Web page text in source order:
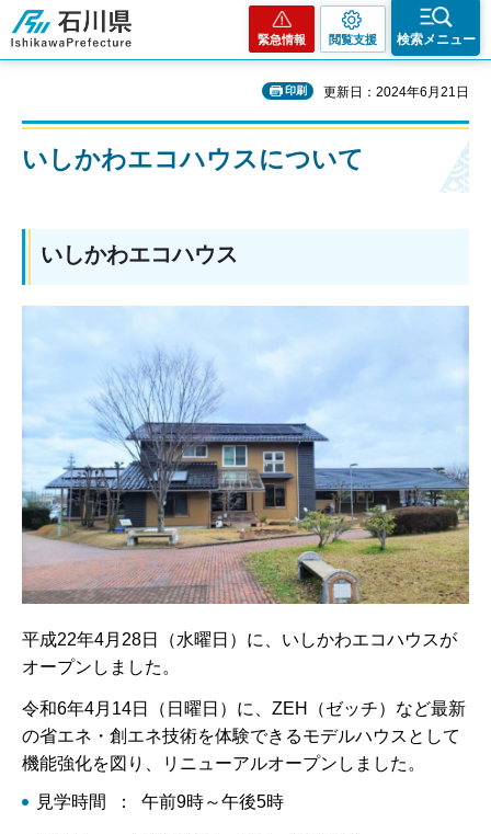
石川県
緊急情報 閲覧支援 検索メニュー
印刷 更新日：2024年6月21日
いしかわエコハウスについて
いしかわエコハウス
平成22年4月28日（水曜日）に、いしかわエコハウスが
オープンしました。
令和6年4月14日（日曜日）に、ZEH（ゼッチ）など最新
の省エネ・創エネ技術を体験できるモデルハウスとして
機能強化を図り、リニューアルオープンしました。
見学時間 ： 午前9時～午後5時